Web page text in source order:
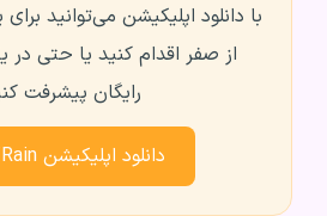
با دانلود اپلیکیشن می‌توانید
از صفر اقدام کنید یا حتی در
رایگان پیشرفت
دانلود اپلیکیشن GO2TRain